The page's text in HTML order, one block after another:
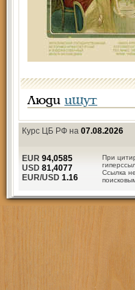
Люди ищут
Курс ЦБ РФ на 07.08.2026
При
Ссылка
EUR 94,0585
USD 81,4077
EUR/USD 1.16